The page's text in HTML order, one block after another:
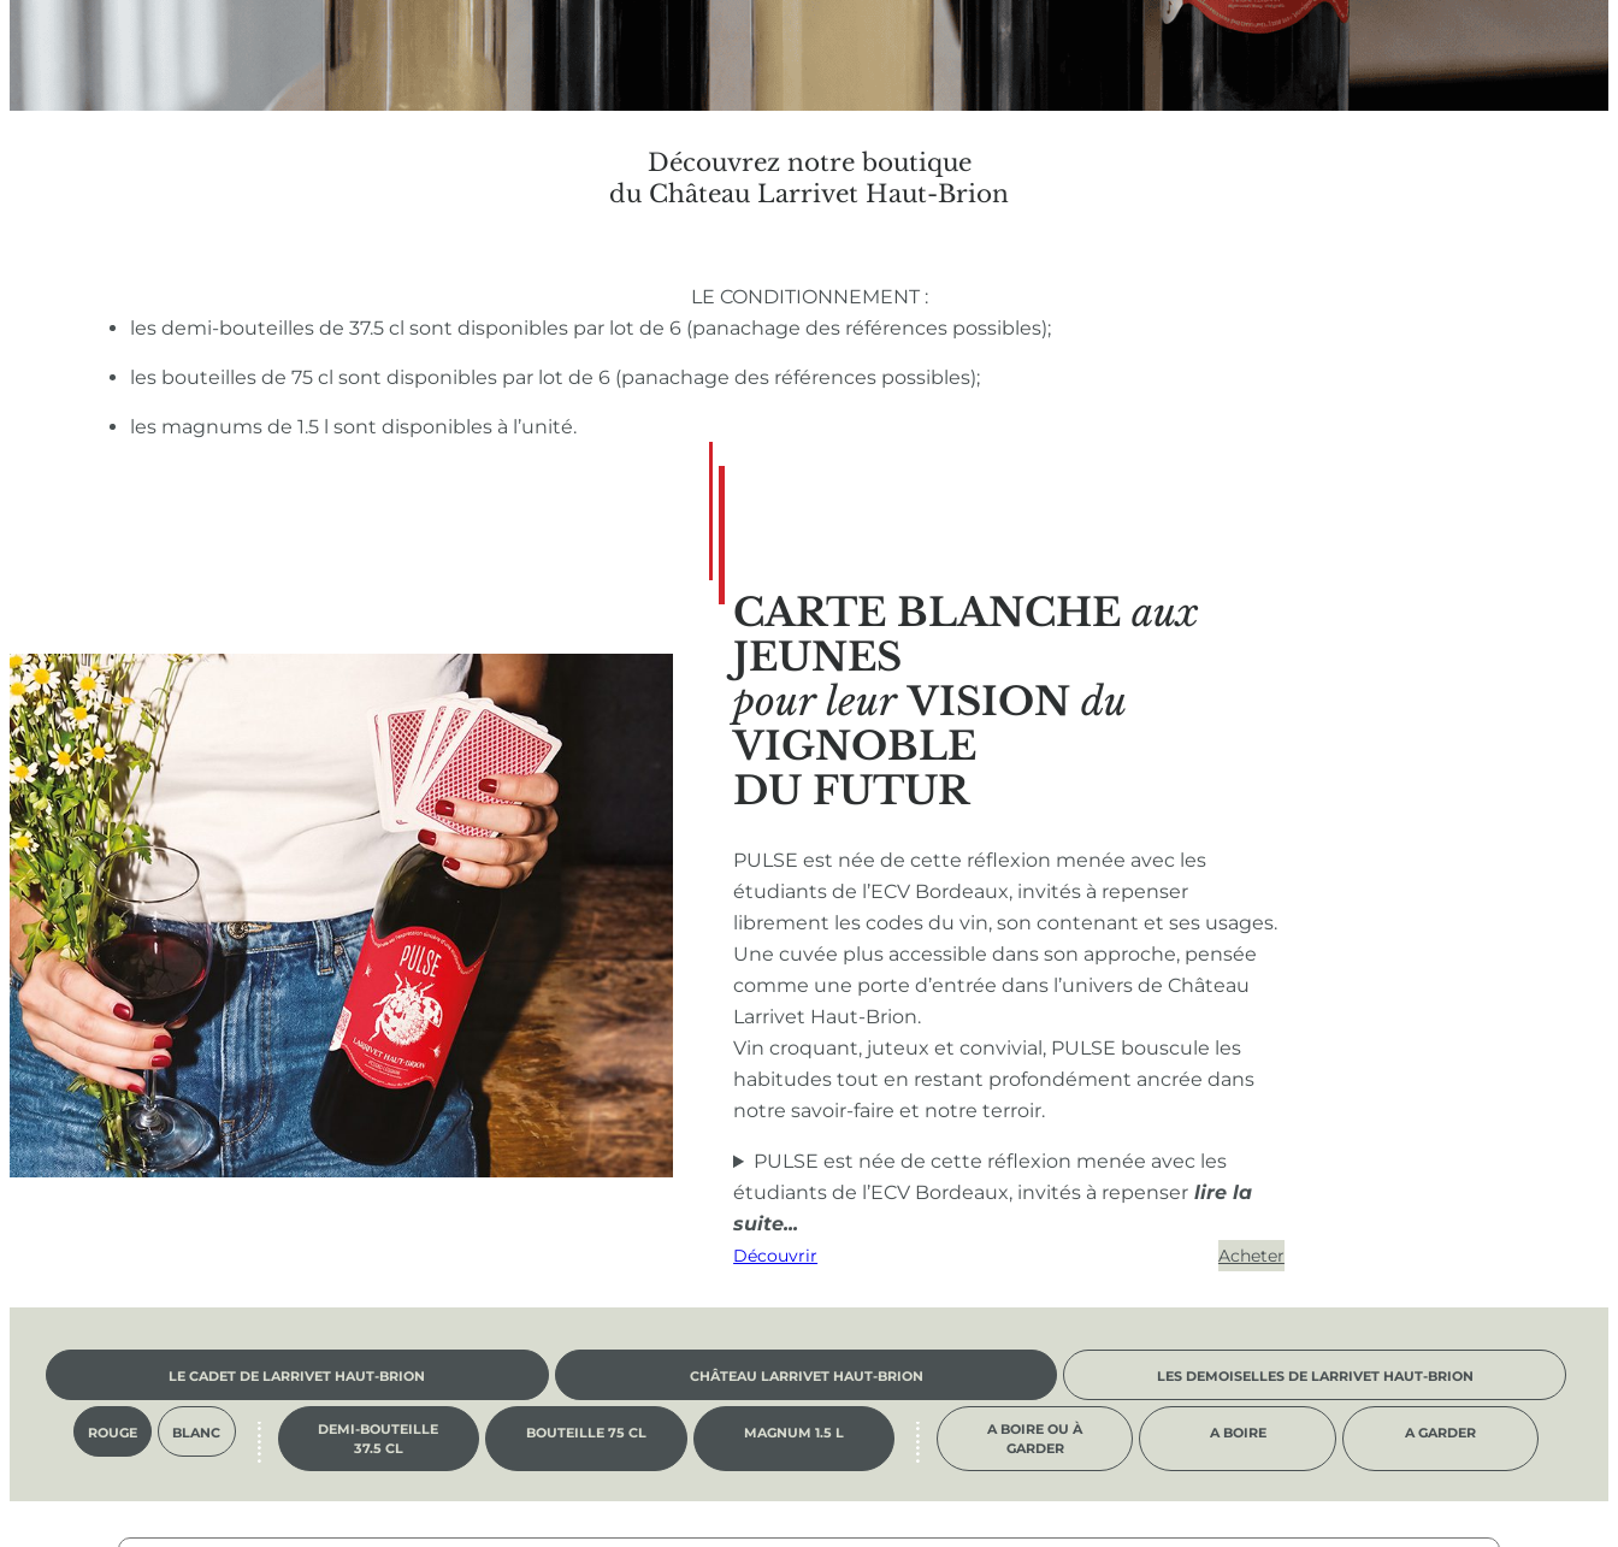
Découvrez notre boutique
du Château Larrivet Haut-Brion
LE CONDITIONNEMENT :
les demi-bouteilles de 37.5 cl sont disponibles par lot de 6 (panachage des références possibles);
les bouteilles de 75 cl sont disponibles par lot de 6 (panachage des références possibles);
les magnums de 1.5 l sont disponibles à l’unité.
CARTE BLANCHE aux
JEUNES
pour leur VISIONdu
VIGNOBLE
DU FUTUR
PULSE est née de cette réflexion menée avec les
étudiants de l’ECV Bordeaux, invités à repenser
librement les codes du vin, son contenant et ses usages.
Une cuvée plus accessible dans son approche, pensée
comme une porte d’entrée dans l’univers de Château
Larrivet Haut-Brion.
Vin croquant, juteux et convivial, PULSE bouscule les
habitudes tout en restant profondément ancrée dans
notre savoir-faire et notre terroir.
PULSE est née de cette réflexion menée avec les
étudiants de l’ECV Bordeaux, invités à repenser
Découvrir Acheter
LE CADET DE LARRIVET HAUT-BRION CHÂTEAU LARRIVET HAUT-BRION LES DEMOISELLES DE LARRIVET HAUT-BRION
ROUGE BLANC
DEMI-BOUTEILLE
37.5 CL
BOUTEILLE 75 CL MAGNUM 1.5 L
A BOIRE OU À
GARDER
A BOIRE A GARDER